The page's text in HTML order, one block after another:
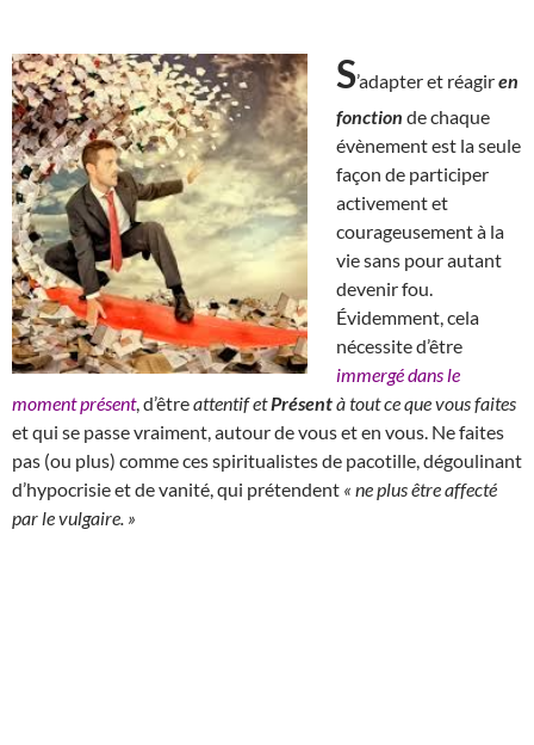
S’adapter et réagiren
fonction de chaque
évènement est la seule
façon de participer
activement et
courageusement à la
vie sans pour autant
devenir fou.
Évidemment, cela
nécessite d’être
immergé dans le
moment présent, d’êtreattentif etPrésentà tout ce que vous faites
et qui se passe vraiment, autour de vous et en vous. Ne faites
pas (ou plus) comme ces spiritualistes de pacotille, dégoulinant
d’hypocrisie et de vanité, qui prétendent « ne plus être affecté
par le vulgaire. »